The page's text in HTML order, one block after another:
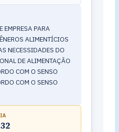
EMPRESA PARA
ALIMENTÍCIOS
NECESSIDADES DO
DE ALIMENTAÇÃO
COM O SENSO
COM O SENSO